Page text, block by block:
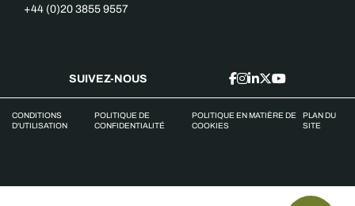
+44 (0)20 3855 9557
SUIVEZ-NOUS
CONDITIONS
D'UTILISATION
POLITIQUE DE
CONFIDENTIALITÉ
POLITIQUE EN MATIÈRE DE
COOKIES
PLAN DU
SITE